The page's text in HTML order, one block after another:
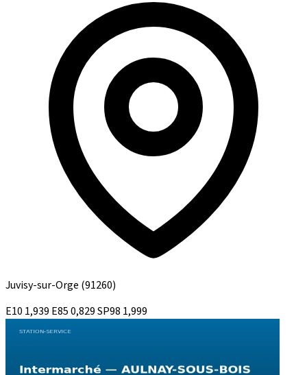
Juvisy-sur-Orge (91260)
E10 1,939 E850,829SP98 1,999